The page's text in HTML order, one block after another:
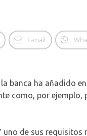
E-mail
banca ha añadido
como, por
uno de sus requisitos